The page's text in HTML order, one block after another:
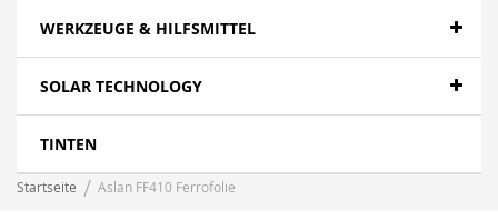
WERKZEUGE & HILFSMITTEL
SOLAR TECHNOLOGY
TINTEN
Startseite Aslan FF410 Ferrofolie